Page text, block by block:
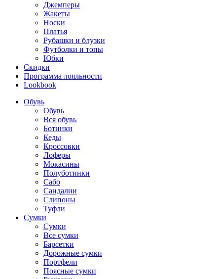
Джемперы
Жакеты
Носки
Платья
Рубашки и блузки
Футболки и топы
Юбки
Скидки
Программа лояльности
Lookbook
Обувь
Обувь
Вся обувь
Ботинки
Кеды
Кроссовки
Лоферы
Мокасины
Полуботинки
Сабо
Сандалии
Слипоны
Туфли
Сумки
Сумки
Все сумки
Барсетки
Дорожные сумки
Портфели
Поясные сумки